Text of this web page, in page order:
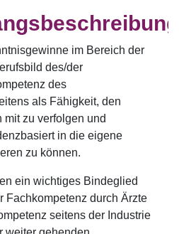
im Bereich der
des/der
des
als Fähigkeit, den
mit zu verfolgen und
in die eigene
zu können.
ein wichtiges Bindeglied
Fachkompetenz durch Ärzte
seitens der Industrie